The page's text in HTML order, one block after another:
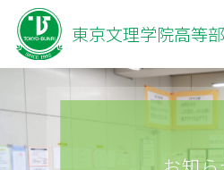
東京文理学院高等部